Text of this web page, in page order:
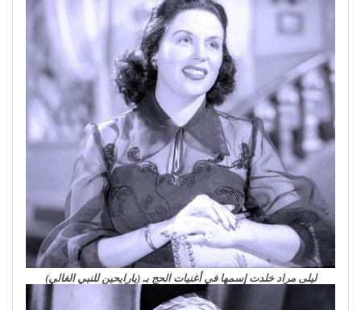
ليلى مراد خلدت إسمها في أغنيات الحج بـ (يارايحين للنبي الغالي)